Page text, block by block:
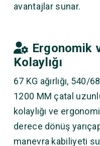
avantajlar sunar.
Ergonomik
Kolaylığı
67 KG ağırlığı, 540/
1200 MM çatal
kolaylığı ve
derece dönüş
manevra kabiliyeti